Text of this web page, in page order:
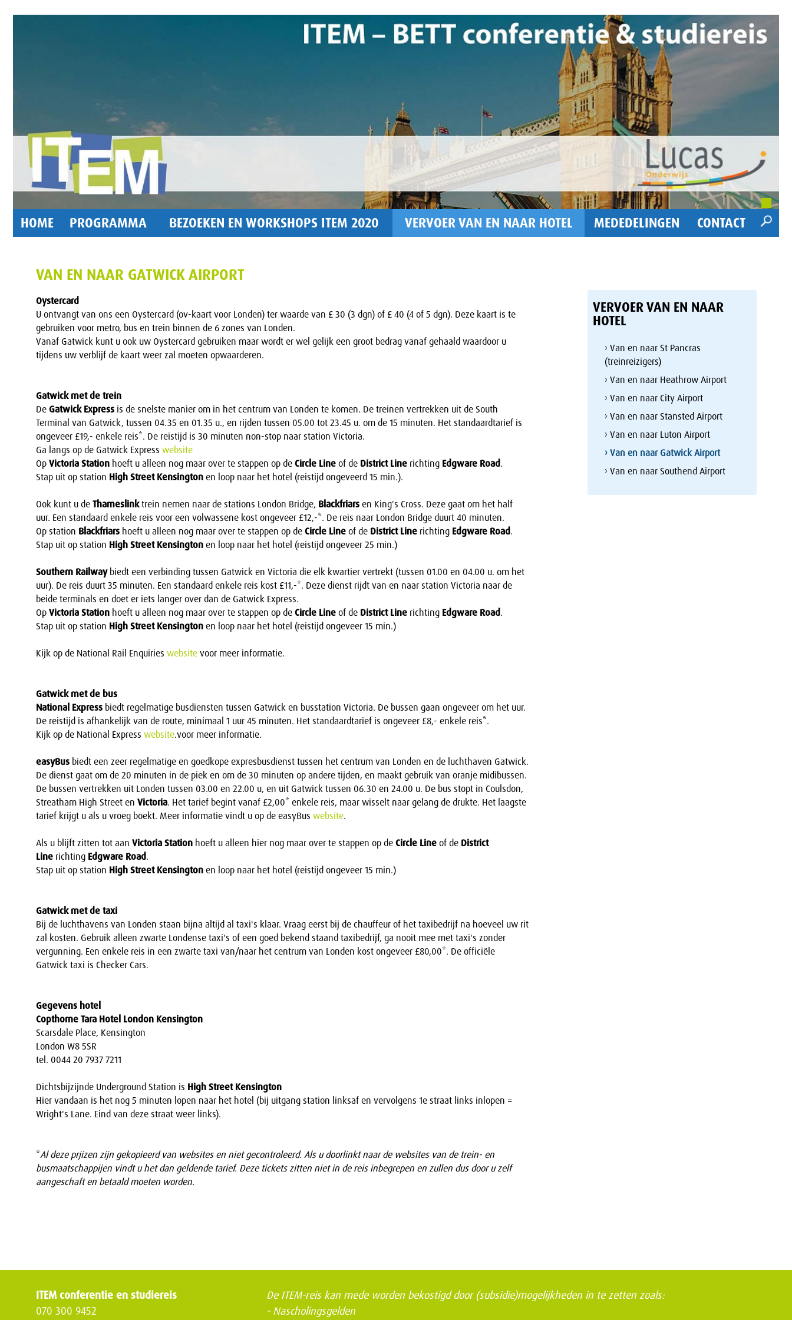
HOME PROGRAMMA BEZOEKEN EN WORKSHOPS ITEM 2020 VERVOER VAN EN NAAR HOTEL MEDEDELINGEN CONTACT
VAN EN NAAR GATWICK AIRPORT
Oystercard
U ontvangt van ons een Oystercard (ov-kaart voor Londen) ter waarde van £ 30 (3 dgn) of £ 40 (4 of 5 dgn). Deze kaart is te
gebruiken voor metro, bus en trein binnen de 6 zones van Londen.
Vanaf Gatwick kunt u ook uw Oystercard gebruiken maar wordt er wel gelijk een groot bedrag vanaf gehaald waardoor u
tijdens uw verblijf de kaart weer zal moeten opwaarderen.
Gatwick met de trein
DeGatwick Express is de snelste manier om in het centrum van Londen te komen. De treinen vertrekken uit de South
Terminal van Gatwick, tussen 04.35 en 01.35 u., en rijden tussen 05.00 tot 23.45 u. om de 15 minuten. Het standaardtarief is
ongeveer £19,- enkele reis*. De reistijd is 30 minuten non-stop naar station Victoria.
Ga langs op de Gatwick Express website
OpVictoria Station hoeft u alleen nog maar over te stappen op deCircle Lineof de District Line richting Edgware Road.
Stap uit op station High Street Kensingtonen loop naar het hotel (reistijd ongeveerd 15 min.).
Ook kunt u deThameslinktrein nemen naar de stations London Bridge, Blackfriarsen King's Cross. Deze gaat om het half
uur. Een standaard enkele reis voor een volwassene kost ongeveer £12,-*. De reis naar London Bridge duurt 40 minuten.
Op station Blackfriars hoeft u alleen nog maar over te stappen op deCircle Lineof de District Line richting Edgware Road.
Stap uit op station High Street Kensingtonen loop naar het hotel (reistijd ongeveer 25 min.)
Southern Railwaybiedt een verbinding tussen Gatwick en Victoria die elk kwartier vertrekt (tussen 01.00 en 04.00 u. om het
uur). De reis duurt 35 minuten. Een standaard enkele reis kost £11,-*. Deze dienst rijdt van en naar station Victoria naar de
beide terminals en doet er iets langer over dan de Gatwick Express.
OpVictoria Station hoeft u alleen nog maar over te stappen op deCircle Lineof de District Line richting Edgware Road.
Stap uit op station High Street Kensingtonen loop naar het hotel (reistijd ongeveer 15 min.)
Kijk op de National Rail Enquiries websitevoor meer informatie.
Gatwick met de bus
National Express biedt regelmatige busdiensten tussen Gatwick en busstation Victoria. De bussen gaan ongeveer om het uur.
De reistijd is afhankelijk van de route, minimaal 1 uur 45 minuten. Het standaardtarief is ongeveer £8,- enkele reis*.
Kijk op de National Express website.voor meer informatie.
easyBus biedt een zeer regelmatige en goedkope expresbusdienst tussen het centrum van Londen en de luchthaven Gatwick.
De dienst gaat om de 20 minuten in de piek en om de 30 minuten op andere tijden, en maakt gebruik van oranje midibussen.
De bussen vertrekken uit Londen tussen 03.00 en 22.00 u, en uit Gatwick tussen 06.30 en 24.00 u. De bus stopt in Coulsdon,
Streatham High Street en Victoria. Het tarief begint vanaf £2,00* enkele reis, maar wisselt naar gelang de drukte. Het laagste
tarief krijgt u als u vroeg boekt. Meer informatie vindt u op de easyBus website.
Als u blijft zitten tot aan Victoria Station hoeft u alleen hier nog maar over te stappen op deCircle Lineof de District
Line richting Edgware Road.
Stap uit op station High Street Kensingtonen loop naar het hotel (reistijd ongeveer 15 min.)
Gatwick met de taxi
Bij de luchthavens van Londen staan bijna altijd al taxi's klaar. Vraag eerst bij de chauffeur of het taxibedrijf na hoeveel uw rit
zal kosten. Gebruik alleen zwarte Londense taxi's of een goed bekend staand taxibedrijf, ga nooit mee met taxi's zonder
vergunning. Een enkele reis in een zwarte taxi van/naar het centrum van Londen kost ongeveer £80,00*. De officiële
Gatwick taxi is Checker Cars.
Gegevens hotel
Copthorne Tara Hotel London Kensington
Scarsdale Place, Kensington
London W8 5SR
tel. 0044 20 7937 7211
Dichtsbijzijnde Underground Station is High Street Kensington
Hier vandaan is het nog 5 minuten lopen naar het hotel (bij uitgang station linksaf en vervolgens 1e straat links inlopen =
Wright's Lane. Eind van deze straat weer links).
*Al deze prjizen zijn gekopieerd van websites en niet gecontroleerd. Als u doorlinkt naar de websites van de trein- en
busmaatschappijen vindt u het dan geldende tarief. Deze tickets zitten niet in de reis inbegrepen en zullen dus door u zelf
aangeschaft en betaald moeten worden.
VERVOER VAN EN NAAR
HOTEL
› Van en naar St Pancras
(treinreizigers)
› Van en naar Heathrow Airport
› Van en naar City Airport
› Van en naar Stansted Airport
› Van en naar Luton Airport
› Van en naar Gatwick Airport
› Van en naar Southend Airport
ITEM conferentie en studiereis
070 300 9452
De ITEM-reis kan mede worden bekostigd door (subsidie)mogelijkheden in te zetten zoals:
- Nascholingsgelden